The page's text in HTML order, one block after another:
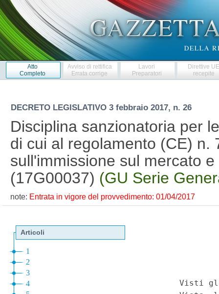
Atto
Completo
Avviso di rettifica
Errata corrige
Lavori
Preparatori
Direttive
recepite
DECRETO LEGISLATIVO 3 febbraio 2017, n. 26
Disciplina sanzionatoria per
di cui al regolamento (CE) n.
sull'immissione sul mercato
(17G00037) (GU Serie
note: Entrata in vigore del provvedimento: 01/04/2017